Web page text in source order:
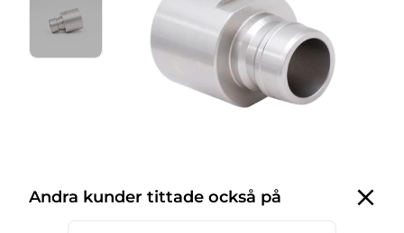
Andra kunder tittade också på